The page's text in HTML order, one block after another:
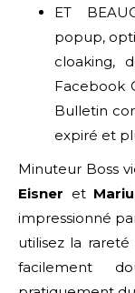
ET
popup,
cloaking,
Facebook
Bulletin
expiré et
Minuteur Boss
Eisner et
impressionné
utilisez la
facilement